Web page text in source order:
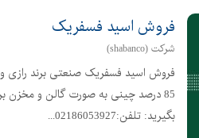
فروش اسید فسفریک
شرکت (shabanco)
فروش اسید فسفریک صنعتی برند رازی
85 درصد چینی به صورت گالن و مخزن
بگیرید: تلفن:02186053927...